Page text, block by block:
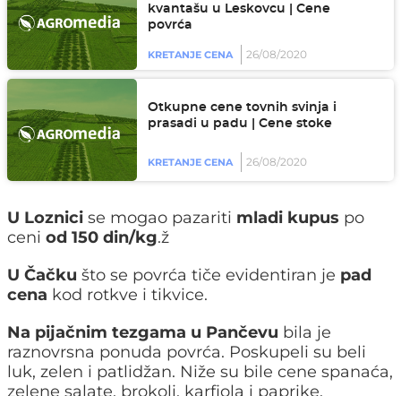
kvantašu u Leskovcu | Cene
povrća
KRETANJE CENA 26/08/2020
Otkupne cene tovnih svinja i
prasadi u padu | Cene stoke
KRETANJE CENA 26/08/2020
U Loznici se mogao pazariti mladi kupus po
ceni od 150 din/kg.ž
U Čačku što se povrća tiče evidentiran je pad
cena kod rotkve i tikvice.
Na pijačnim tezgama u Pančevu bila je
raznovrsna ponuda povrća. Poskupeli su beli
luk, zelen i patlidžan. Niže su bile cene spanaća,
zelene salate, brokoli, karfiola i paprike.